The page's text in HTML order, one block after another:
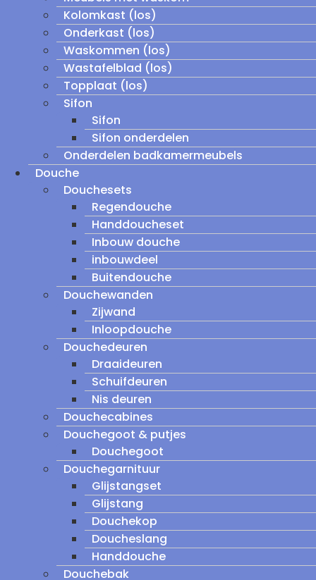
Kolomkast (los)
Onderkast (los)
Waskommen (los)
Wastafelblad (los)
Topplaat (los)
Sifon
Sifon
Sifon onderdelen
Onderdelen badkamermeubels
Douche
Douchesets
Regendouche
Handdoucheset
Inbouw douche
inbouwdeel
Buitendouche
Douchewanden
Zijwand
Inloopdouche
Douchedeuren
Draaideuren
Schuifdeuren
Nis deuren
Douchecabines
Douchegoot & putjes
Douchegoot
Douchegarnituur
Glijstangset
Glijstang
Douchekop
Doucheslang
Handdouche
Douchebak